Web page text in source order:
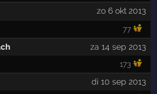
zo 6 okt 2013
77
za 14 sep 2013
173
di 10 sep 2013